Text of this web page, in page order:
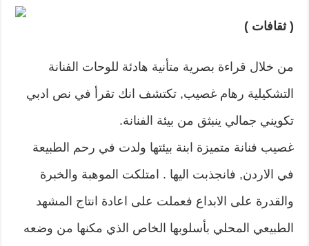
( ثقافات )
من خلال قراءة بصرية متأنية هادئة للوحات الفنانة
التشكيلية رهام غصيب, تكتشف انك تقرأ في نص ادبي
تكويني جمالي ينبثق من بيئة الفنانة.
غصيب فنانة متميزة ابنة بيئتها ولدت في رحم الطبيعة
في الاردن, فانجذبت اليها . امتلكت الموهبة والخبرة
والقدرة على الابداع فعملت على اعادة انتاج المشهد
الطبيعي المحلي بأسلوبها الخاص الذي مكنها من وضعه